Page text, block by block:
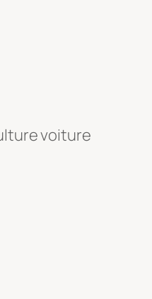
voiture